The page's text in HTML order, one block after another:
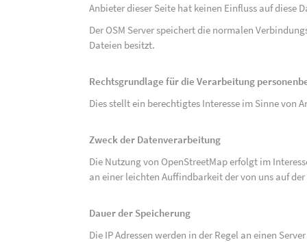
Anbieter dieser Seite hat keinen Einfluss auf diese
Der OSM Server speichert die normalen
Dateien besitzt.
Rechtsgrundlage für die Verarbeitung
Dies stellt ein berechtigtes Interesse im Sinne von
Zweck der Datenverarbeitung
Die Nutzung von OpenStreetMap erfolgt im
an einer leichten Auffindbarkeit der von uns auf
Dauer der Speicherung
Die IP Adressen werden in der Regel an einen